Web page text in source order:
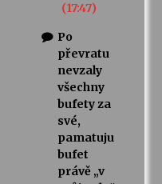
(17:47)
Po
převratu
nevzaly
všechny
bufety za
své,
pamatuju
bufet
právě „v